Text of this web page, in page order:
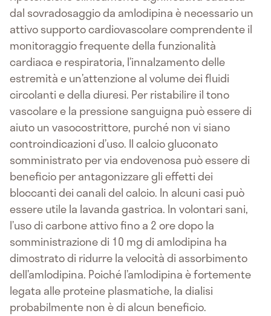
dal sovradosaggio da amlodipina è necessario un
attivo supporto cardiovascolare comprendente il
monitoraggio frequente della funzionalità
cardiaca e respiratoria, l’innalzamento delle
estremità e un’attenzione al volume dei fluidi
circolanti e della diuresi. Per ristabilire il tono
vascolare e la pressione sanguigna può essere di
aiuto un vasocostrittore, purché non vi siano
controindicazioni d’uso. Il calcio gluconato
somministrato per via endovenosa può essere di
beneficio per antagonizzare gli effetti dei
bloccanti dei canali del calcio. In alcuni casi può
essere utile la lavanda gastrica. In volontari sani,
l’uso di carbone attivo fino a 2 ore dopo la
somministrazione di 10 mg di amlodipina ha
dimostrato di ridurre la velocità di assorbimento
dell’amlodipina. Poiché l’amlodipina è fortemente
legata alle proteine plasmatiche, la dialisi
probabilmente non è di alcun beneficio.